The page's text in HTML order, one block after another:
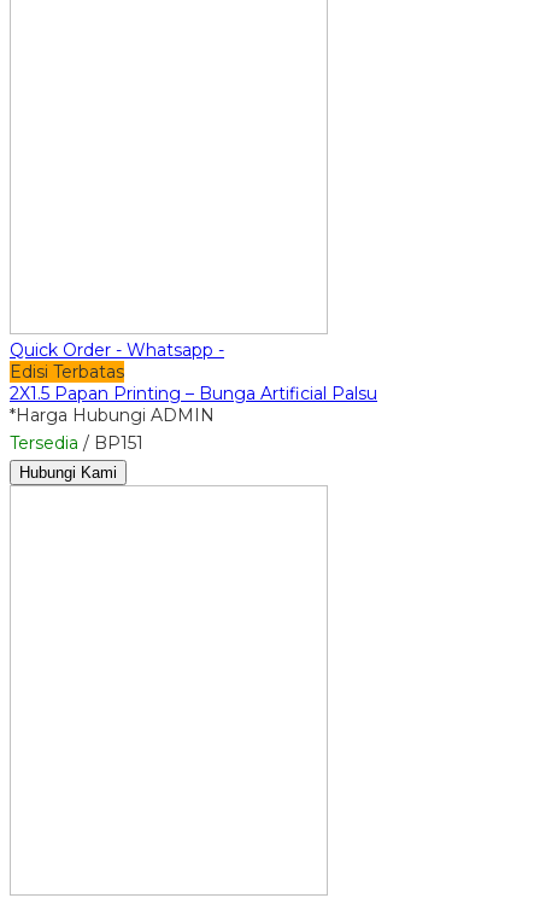
Quick Order - Whatsapp -
Edisi Terbatas
2X1.5 Papan Printing – Bunga Artificial Palsu
*Harga Hubungi ADMIN
Tersedia / BP151
Hubungi Kami